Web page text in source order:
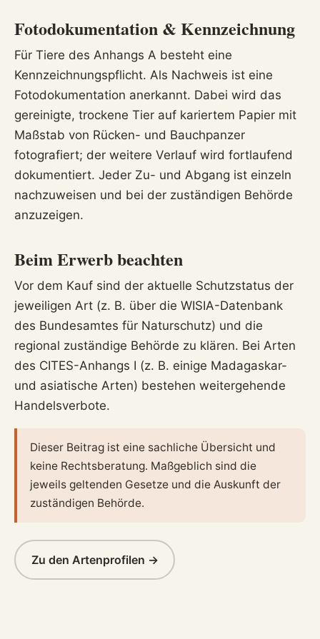
Fotodokumentation & Kennzeichnung
Für Tiere des Anhangs A besteht eine
Kennzeichnungspflicht. Als Nachweis ist eine
Fotodokumentation anerkannt. Dabei wird das
gereinigte, trockene Tier auf kariertem Papier mit
Maßstab von Rücken- und Bauchpanzer
fotografiert; der weitere Verlauf wird fortlaufend
dokumentiert. Jeder Zu- und Abgang ist einzeln
nachzuweisen und bei der zuständigen Behörde
anzuzeigen.
Beim Erwerb beachten
Vor dem Kauf sind der aktuelle Schutzstatus der
jeweiligen Art (z. B. über die WISIA-Datenbank
des Bundesamtes für Naturschutz) und die
regional zuständige Behörde zu klären. Bei Arten
des CITES-Anhangs I (z. B. einige Madagaskar-
und asiatische Arten) bestehen weitergehende
Handelsverbote.
Dieser Beitrag ist eine sachliche Übersicht und
keine Rechtsberatung. Maßgeblich sind die
jeweils geltenden Gesetze und die Auskunft der
zuständigen Behörde.
Zu den Artenprofilen →